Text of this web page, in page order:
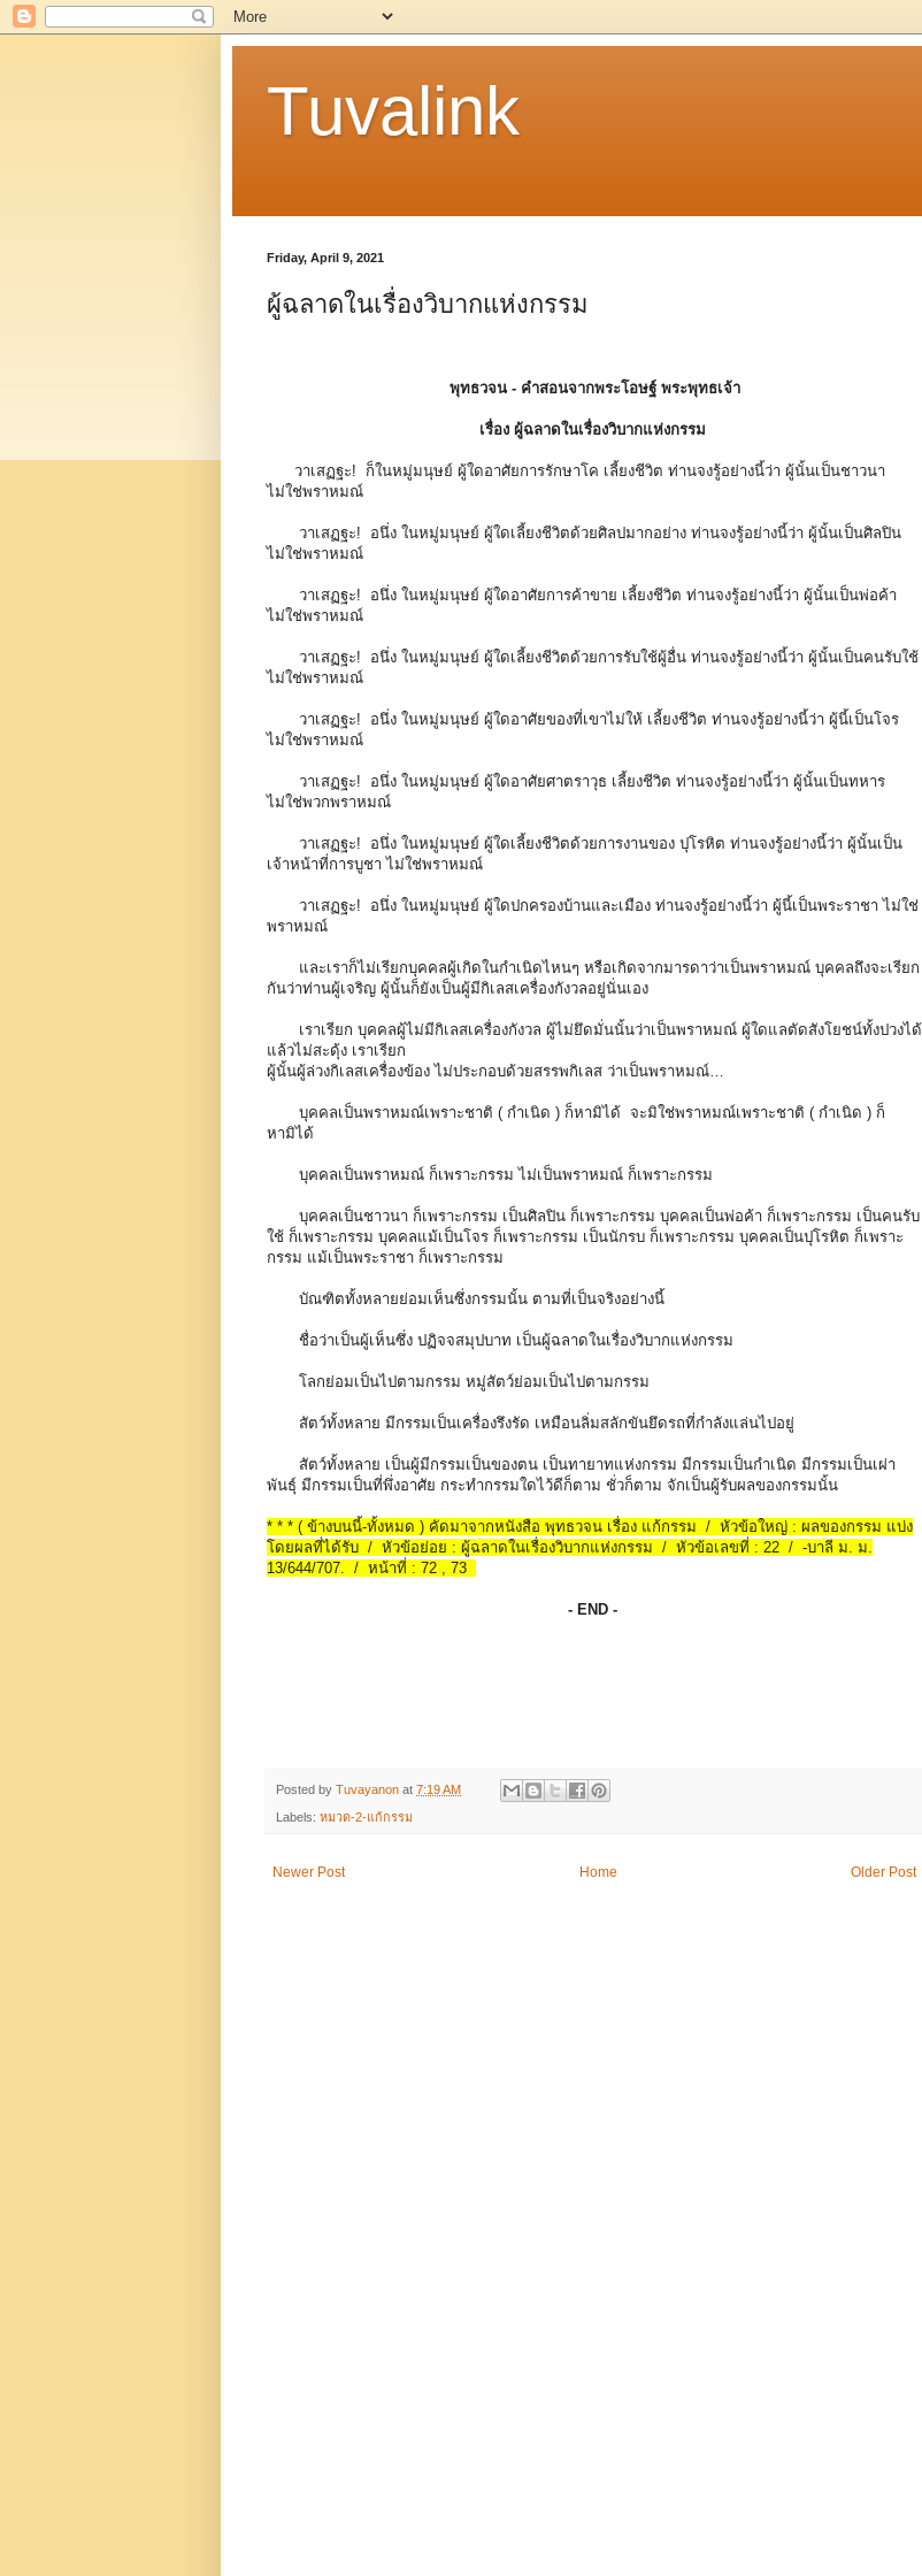
Tuvalink
Friday, April 9, 2021
ผู้ฉลาดในเรื่องวิบากแห่งกรรม
พุทธวจน - คําสอนจากพระโอษฐ์ พระพุทธเจ้า
เรื่อง ผู้ฉลาดในเรื่องวิบากแห่งกรรม
วาเสฏฐะ! ก็ในหมู่มนุษย์ ผู้ใดอาศัยการรักษาโค เลี้ยงชีวิต ท่านจงรู้อย่างนี้ว่า ผู้นั้นเป็นชาวนา
ไม่ใช่พราหมณ์
วาเสฏฐะ! อนึ่ง ในหมู่มนุษย์ ผู้ใดเลี้ยงชีวิตด้วยศิลปมากอย่าง ท่านจงรู้อย่างนี้ว่า ผู้นั้นเป็นศิลปิน
ไม่ใช่พราหมณ์
วาเสฏฐะ! อนึ่ง ในหมู่มนุษย์ ผู้ใดอาศัยการค้าขาย เลี้ยงชีวิต ท่านจงรู้อย่างนี้ว่า ผู้นั้นเป็นพ่อค้า
ไม่ใช่พราหมณ์
วาเสฏฐะ! อนึ่ง ในหมู่มนุษย์ ผู้ใดเลี้ยงชีวิตด้วยการรับใช้ผู้อื่น ท่านจงรู้อย่างนี้ว่า ผู้นั้นเป็นคนรับใช้
ไม่ใช่พราหมณ์
วาเสฏฐะ! อนึ่ง ในหมู่มนุษย์ ผู้ใดอาศัยของที่เขาไม่ให้ เลี้ยงชีวิต ท่านจงรู้อย่างนี้ว่า ผู้นี้เป็นโจร
ไม่ใช่พราหมณ์
วาเสฏฐะ! อนึ่ง ในหมู่มนุษย์ ผู้ใดอาศัยศาตราวุธ เลี้ยงชีวิต ท่านจงรู้อย่างนี้ว่า ผู้นั้นเป็นทหาร
ไม่ใช่พวกพราหมณ์
วาเสฏฐะ! อนึ่ง ในหมู่มนุษย์ ผู้ใดเลี้ยงชีวิตด้วยการงานของ ปุโรหิต ท่านจงรู้อย่างนี้ว่า ผู้นั้นเป็น
เจ้าหน้าที่การบูชา ไม่ใช่พราหมณ์
วาเสฏฐะ! อนึ่ง ในหมู่มนุษย์ ผู้ใดปกครองบ้านและเมือง ท่านจงรู้อย่างนี้ว่า ผู้นี้เป็นพระราชา ไม่ใช่
พราหมณ์
และเราก็ไม่เรียกบุคคลผู้เกิดในกำเนิดไหนๆ หรือเกิดจากมารดาว่าเป็นพราหมณ์ บุคคลถึงจะเรียก
กันว่าท่านผู้เจริญ ผู้นั้นก็ยังเป็นผู้มีกิเลสเครื่องกังวลอยู่นั่นเอง
เราเรียก บุคคลผู้ไม่มีกิเลสเครื่องกังวล ผู้ไม่ยึดมั่นนั้นว่าเป็นพราหมณ์ ผู้ใดแลตัดสังโยชน์ทั้งปวงได้
แล้วไม่สะดุ้ง เราเรียก
ผู้นั้นผู้ล่วงกิเลสเครื่องข้อง ไม่ประกอบด้วยสรรพกิเลส ว่าเป็นพราหมณ์…
บุคคลเป็นพราหมณ์เพราะชาติ ( กำเนิด ) ก็หามิได้ จะมิใช่พราหมณ์เพราะชาติ ( กำเนิด ) ก็
หามิได้
บุคคลเป็นพราหมณ์ ก็เพราะกรรม ไม่เป็นพราหมณ์ ก็เพราะกรรม
บุคคลเป็นชาวนา ก็เพราะกรรม เป็นศิลปิน ก็เพราะกรรม บุคคลเป็นพ่อค้า ก็เพราะกรรม เป็นคนรับ
ใช้ ก็เพราะกรรม บุคคลแม้เป็นโจร ก็เพราะกรรม เป็นนักรบ ก็เพราะกรรม บุคคลเป็นปุโรหิต ก็เพราะ
กรรม แม้เป็นพระราชา ก็เพราะกรรม
บัณฑิตทั้งหลายย่อมเห็นซึ่งกรรมนั้น ตามที่เป็นจริงอย่างนี้
ชื่อว่าเป็นผู้เห็นซึ่ง ปฏิจจสมุปบาท เป็นผู้ฉลาดในเรื่องวิบากแห่งกรรม
โลกย่อมเป็นไปตามกรรม หมู่สัตว์ย่อมเป็นไปตามกรรม
สัตว์ทั้งหลาย มีกรรมเป็นเครื่องรึงรัด เหมือนลิ่มสลักขันยึดรถที่กำลังแล่นไปอยู่
สัตว์ทั้งหลาย เป็นผู้มีกรรมเป็นของตน เป็นทายาทแห่งกรรม มีกรรมเป็นกำเนิด มีกรรมเป็นเผ่า
พันธุ์ มีกรรมเป็นที่พึ่งอาศัย กระทำกรรมใดไว้ดีก็ตาม ชั่วก็ตาม จักเป็นผู้รับผลของกรรมนั้น
* * * ( ข้างบนนี้-ทั้งหมด ) คัดมาจากหนังสือ พุทธวจน เรื่อง แก้กรรม / หัวข้อใหญ่ : ผลของกรรม แบ่ง
โดยผลที่ได้รับ / หัวข้อย่อย : ผู้ฉลาดในเรื่องวิบากแห่งกรรม / หัวข้อเลขที่ : 22 / -บาลี ม. ม.
13/644/707. / หน้าที่ : 72 , 73
- END -
Posted by Tuvayanon at 7:19 AM
Labels: หมวด-2-แก้กรรม
Newer Post Older Post
Home